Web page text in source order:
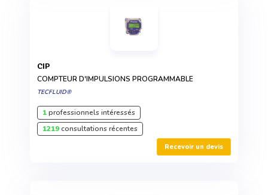
CIP
COMPTEUR D'IMPULSIONS PROGRAMMABLE
TECFLUID®
1professionnels intéressés
1219consultations récentes
Recevoir un devis